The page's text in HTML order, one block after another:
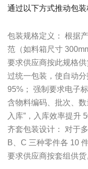
通过以下方式推动包装
包装规格定义： 根据
范（如料箱尺寸
要求供应商按此规格
过统一包装，使自动
95%； 强制要求电子
含物料编码、批次、
入库”，入库效率提升
齐套包装设计： 对于
B、C 三种零件各 10
要求供应商按套组供货